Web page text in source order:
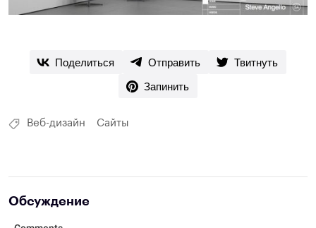
Поделиться Отправить
Твитнуть
Запинить
Веб-дизайн Сайты
Обсуждение